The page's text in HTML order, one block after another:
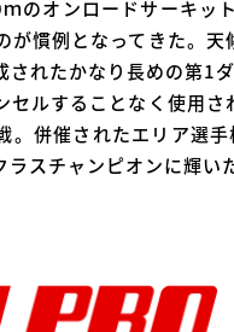
のオンロードサーキッ
が慣例となってきた。
されたかなり長めの第1
セルすることなく使用
。併催されたエリア選
ラスチャンピオンに輝い